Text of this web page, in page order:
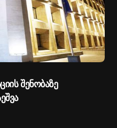
შენობაზე